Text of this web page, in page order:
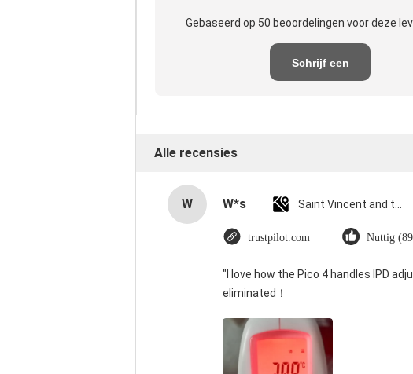
Gebaseerd op 50 beoordelingen voor deze
Schrijf een
Alle recensies
W W*s
trustpilot.com Nuttig
"I love how the Pico 4 handles IPD
eliminated！